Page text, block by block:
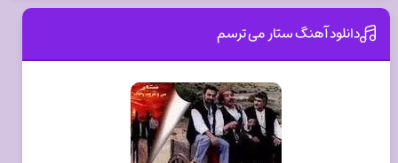
دانلود آهنگ ستار می ترسم